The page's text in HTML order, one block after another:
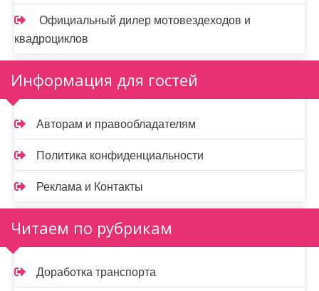
Официальный дилер мотовездеходов и
квадроциклов
Информация для гостей
Авторам и правообладателям
Политика конфиденциальности
Реклама и Контакты
Читаем по рубрикам
Доработка транспорта